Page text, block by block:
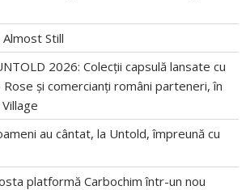
Still
2026: Colecții capsulă lansate cu
Rose și comercianți români parteneri, în
au cântat, la Untold, împreună cu
platformă Carbochim într-un nou